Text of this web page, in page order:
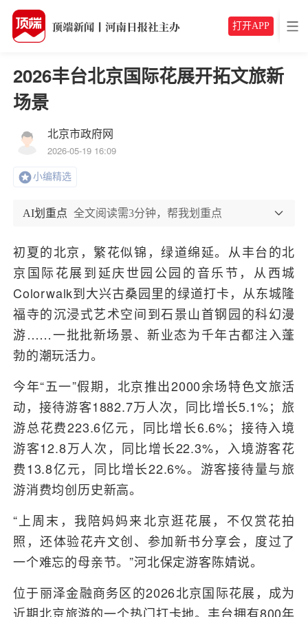
打开APP
2026丰台北京国际花展开拓文旅新
场景
北京市政府网
2026-05-19 16:09
小编精选
AI划重点 全文阅读需3分钟，帮我划重点
初夏的北京，繁花似锦，绿道绵延。从丰台的北
京国际花展到延庆世园公园的音乐节，从西城
Colorwalk到大兴古桑园里的绿道打卡，从东城隆
福寺的沉浸式艺术空间到石景山首钢园的科幻漫
游……一批批新场景、新业态为千年古都注入蓬
勃的潮玩活力。
今年“五一”假期，北京推出2000余场特色文旅活
动，接待游客1882.7万人次，同比增长5.1%；旅
游总花费223.6亿元，同比增长6.6%；接待入境
游客12.8万人次，同比增长22.3%，入境游客花
费13.8亿元，同比增长22.6%。游客接待量与旅
游消费均创历史新高。
“上周末，我陪妈妈来北京逛花展，不仅赏花拍
照，还体验花卉文创、参加新书分享会，度过了
一个难忘的母亲节。”河北保定游客陈婧说。
位于丽泽金融商务区的2026北京国际花展，成为
近期北京旅游的一个热门打卡地。丰台拥有800年